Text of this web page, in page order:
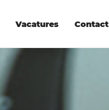
Vacatures Contact